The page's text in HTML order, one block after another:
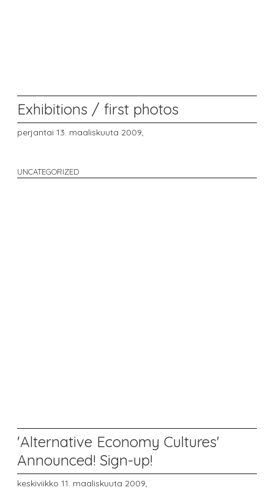
Exhibitions / first photos
perjantai 13. maaliskuuta 2009,
UNCATEGORIZED
'Alternative Economy Cultures'
Announced! Sign-up!
keskiviikko 11. maaliskuuta 2009,